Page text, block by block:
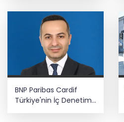
BNP Paribas Cardif
Türkiye'nin İç Denetim
Direktörü Mustafa